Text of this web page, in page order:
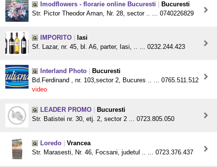
Imodflowers - florarie online Bucuresti
Bucuresti
Str. Pictor Theodor Aman, Nr. 28, sector .. ... 0740226829
IMPORITO
Iasi
Sf. Lazar, nr. 45, bl. A6, parter, Iasi, .. ... 0232.244.423
Interland Photo
Bucuresti
Bd.Ferdinand , nr. 103,sector 2, Bucures .. ... 0765.511.512
video
LEADER PROMO
Bucuresti
Str. Batistei nr. 30, etj. 2, sector 2 ... 0723.805.050
Loredo
Vrancea
Str. Marasesti, Nr. 46, Focsani, judetul .. ... 0723.376.437